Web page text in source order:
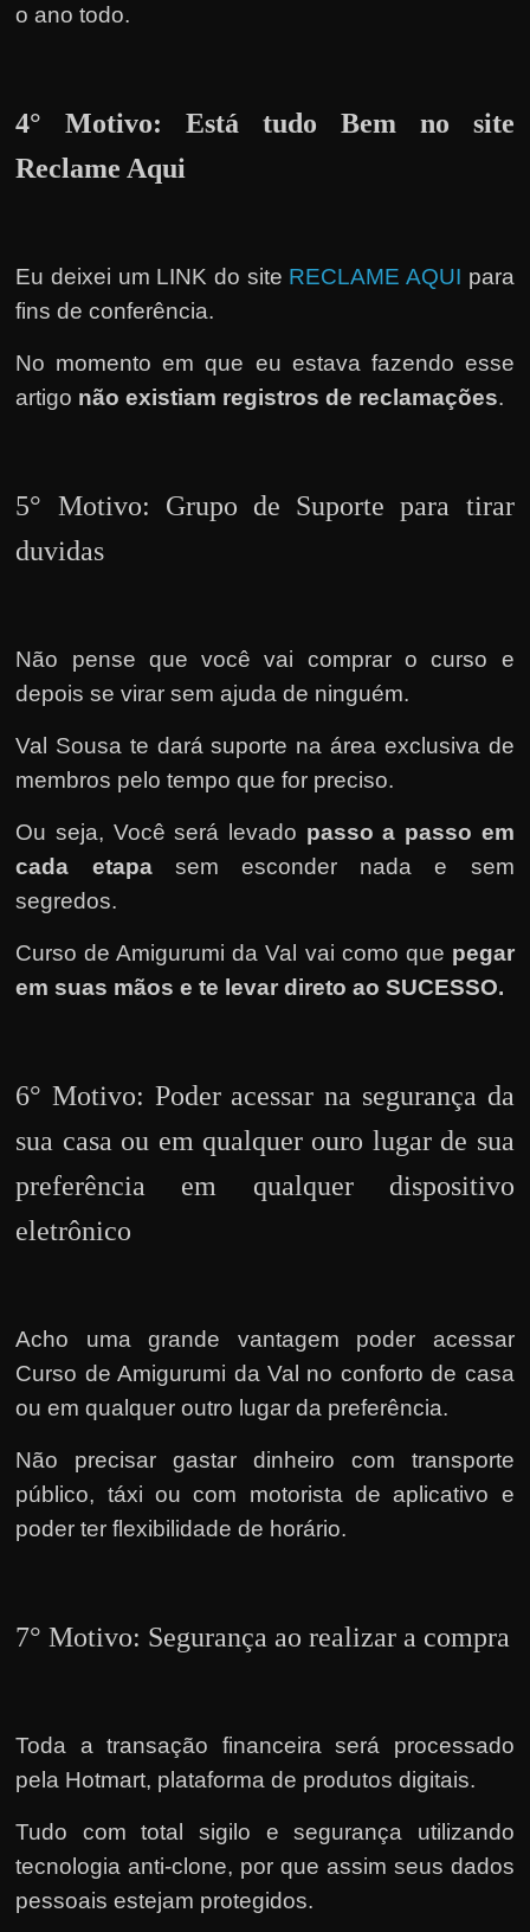
t
?
s
c
m
o
o ano todo.
4° Motivo: Está tudo Bem no site
Reclame Aqui
Eu deixei um LINK do site RECLAME AQUI para
fins de conferência.
No momento em que eu estava fazendo esse
artigo não existiam registros de reclamações.
5° Motivo: Grupo de Suporte para tirar
duvidas
Não pense que você vai comprar o curso e
depois se virar sem ajuda de ninguém.
Val Sousa te dará suporte na área exclusiva de
membros pelo tempo que for preciso.
Ou seja, Você será levado passo a passo em
cada etapa sem esconder nada e sem
segredos.
Curso de Amigurumi da Val vai como que pegar
em suas mãos e te levar direto ao SUCESSO.
6° Motivo: Poder acessar na segurança da
sua casa ou em qualquer ouro lugar de sua
preferência em qualquer dispositivo
eletrônico
Acho uma grande vantagem poder acessar
Curso de Amigurumi da Val no conforto de casa
ou em qualquer outro lugar da preferência.
Não precisar gastar dinheiro com transporte
público, táxi ou com motorista de aplicativo e
poder ter flexibilidade de horário.
7° Motivo: Segurança ao realizar a compra
Toda a transação financeira será processado
pela Hotmart, plataforma de produtos digitais.
Tudo com total sigilo e segurança utilizando
tecnologia anti-clone, por que assim seus dados
pessoais estejam protegidos.